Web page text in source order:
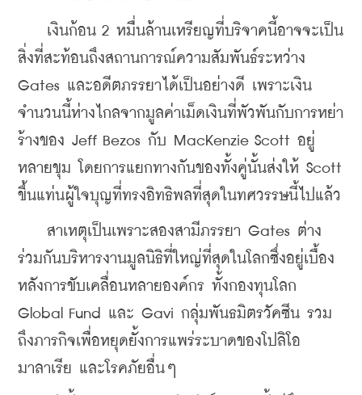
เงินก้อน 2 หมื่นล้านเหรียญที่บริจาคนี้อาจจะเป็น
สิ่งที่สะท้อนถึงสถานการณ์ความสัมพันธ์ระหว่าง
Gates และอดีตภรรยาได้เป็นอย่างดี เพราะเงิน
จำนวนนี้ห่างไกลจากมูลค่าเม็ดเงินที่พัวพันกับการหย่า
ร้างของ Jeff Bezos กับ MacKenzie Scott อยู่
หลายขุม โดยการแยกทางกันของทั้งคู่นั้นส่งให้ Scott
ขึ้นแท่นผู้ใจบุญที่ทรงอิทธิพลที่สุดในทศวรรษนี้ไปแล้ว
สาเหตุเป็นเพราะสองสามีภรรยา Gates ต่าง
ร่วมกันบริหารงานมูลนิธิที่ใหญ่ที่สุดในโลกซึ่งอยู่เบื้อง
หลังการขับเคลื่อนหลายองค์กร ทั้งกองทุนโลก
Global Fund และ Gavi กลุ่มพันธมิตรวัคซีน รวม
ถึงภารกิจเพื่อหยุดยั้งการแพร่ระบาดของโปลิโอ
มาลาเรีย และโรคภัยอื่นๆ